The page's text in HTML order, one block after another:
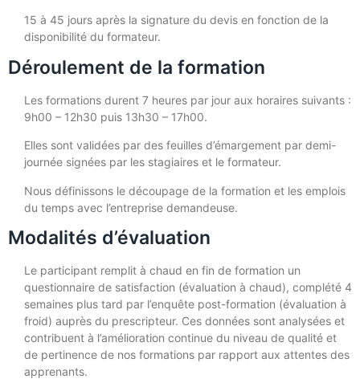
15 à 45 jours après la signature du devis en fonction de la
disponibilité du formateur.
Déroulement de la formation
Les formations durent 7 heures par jour aux horaires suivants :
9h00 – 12h30 puis 13h30 – 17h00.
Elles sont validées par des feuilles d’émargement par demi-
journée signées par les stagiaires et le formateur.
Nous définissons le découpage de la formation et les emplois
du temps avec l’entreprise demandeuse.
Modalités d’évaluation
Le participant remplit à chaud en fin de formation un
questionnaire de satisfaction (évaluation à chaud), complété 4
semaines plus tard par l’enquête post-formation (évaluation à
froid) auprès du prescripteur. Ces données sont analysées et
contribuent à l’amélioration continue du niveau de qualité et
de pertinence de nos formations par rapport aux attentes des
apprenants.